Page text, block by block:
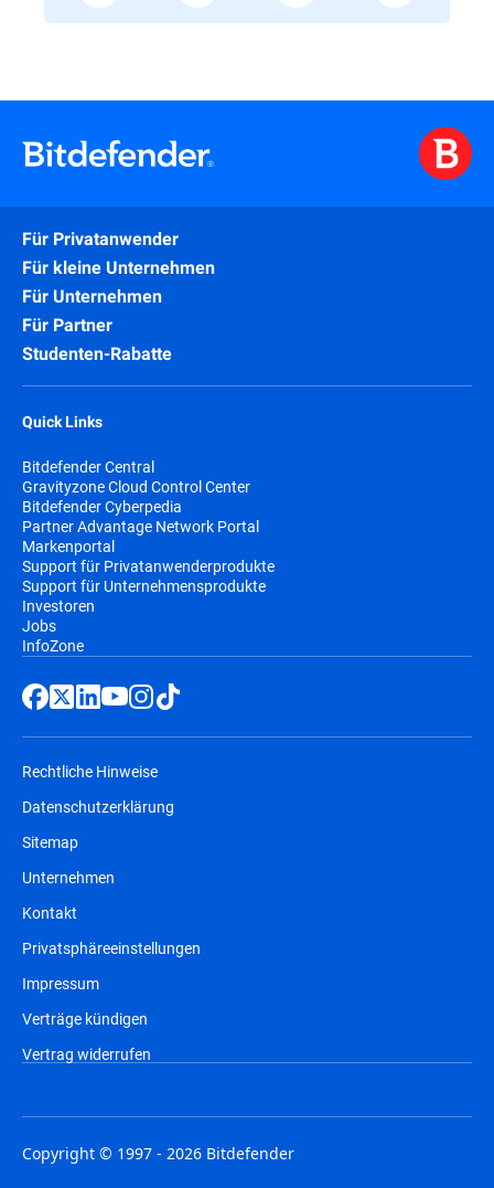
Für Privatanwender
Für kleine Unternehmen
Für Unternehmen
Für Partner
Studenten-Rabatte
Quick Links
Bitdefender Central
Gravityzone Cloud Control Center
Bitdefender Cyberpedia
Partner Advantage Network Portal
Markenportal
Support für Privatanwenderprodukte
Support für Unternehmensprodukte
Investoren
Jobs
InfoZone
Rechtliche Hinweise
Datenschutzerklärung
Sitemap
Unternehmen
Kontakt
Privatsphäreeinstellungen
Impressum
Verträge kündigen
Vertrag widerrufen
Copyright © 1997 - 2026 Bitdefender